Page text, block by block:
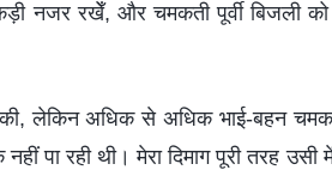
नजर रखेँ, और चमकती पूर्वी बिजली को
लेकिन अधिक से अधिक भाई-बहन
पा रही थी। मेरा दिमाग पूरी तरह